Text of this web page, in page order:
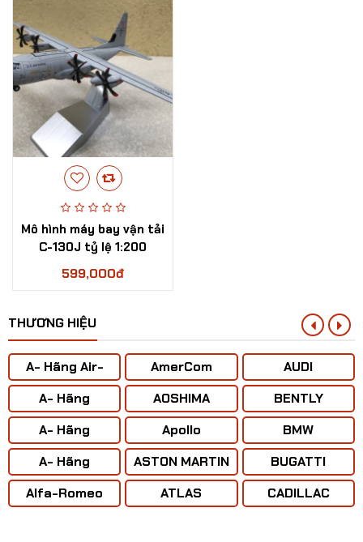
Mô hình máy bay Trực Thăng Ka-32A tỷ lệ 1:48
Mô hình máy bay Trực Thăng Ka-32A tỷ lệ 1:48
Mô hình máy bay vận tải
C-130J tỷ lệ 1:200
599,000đ
THƯƠNG HIỆU
A- Hãng Air-
BUS
A- Hãng
ANTONOV ( Liên
Xô)
A- Hãng
BOENING
A- Hãng
CONCORD
Alfa-Romeo
AmerCom
AOSHIMA
Apollo
ASTON MARTIN
ATLAS
AUDI
BENTLY
BMW
BUGATTI
CADILLAC